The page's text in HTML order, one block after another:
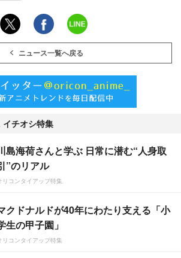
ニュース一覧へ戻る
チオシ特集
島海荷さんと学ぶ 日常に潜む“人身取
”のリアル
リコンタイアップ特集
クドナルドが40年にわたり支える「小
生の甲子園」
リコンタイアップ特集